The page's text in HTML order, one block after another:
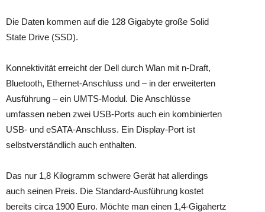
Die Daten kommen auf die 128 Gigabyte große Solid
State Drive (SSD).
Konnektivität erreicht der Dell durch Wlan mit n-Draft,
Bluetooth, Ethernet-Anschluss und – in der erweiterten
Ausführung – ein UMTS-Modul. Die Anschlüsse
umfassen neben zwei USB-Ports auch ein kombinierten
USB- und eSATA-Anschluss. Ein Display-Port ist
selbstverständlich auch enthalten.
Das nur 1,8 Kilogramm schwere Gerät hat allerdings
auch seinen Preis. Die Standard-Ausführung kostet
bereits circa 1900 Euro. Möchte man einen 1,4-Gigahertz